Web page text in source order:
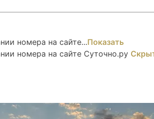
номера на сайте...Показать
номера на сайте Суточно.ру